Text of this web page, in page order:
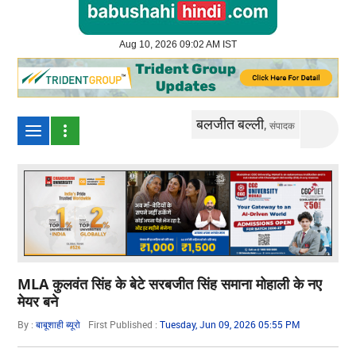
Aug 10, 2026 09:02 AM IST
बलजीत बल्ली,संपादक
MLA कुलवंत सिंह के बेटे सरबजीत सिंह समाना मोहाली के नए
मेयर बने
By :बाबूशाही ब्यूरो First Published :Tuesday, Jun 09, 2026 05:55 PM